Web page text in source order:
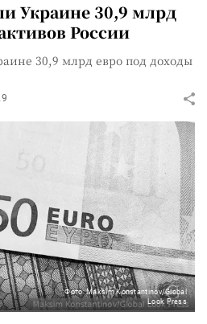
Украине 30,9 млрд
России
30,9 млрд евро под доходы
Фото: Maksim Konstantinov/Global
Look Press